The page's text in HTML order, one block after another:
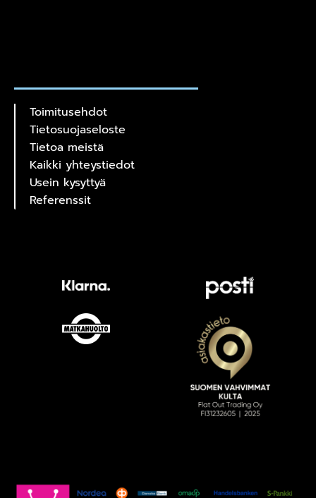
Toimitusehdot
Tietosuojaseloste
Tietoa meistä
Kaikki yhteystiedot
Usein kysyttyä
Referenssit